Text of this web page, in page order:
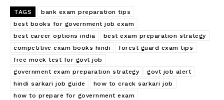
TAGS
bank exam preparation tips
best books for government job exam
best career options india
best exam preparation strategy
competitive exam books hindi
forest guard exam tips
free mock test for govt job
government exam preparation strategy
govt job alert
hindi sarkari job guide
how to crack sarkari job
how to prepare for government exam